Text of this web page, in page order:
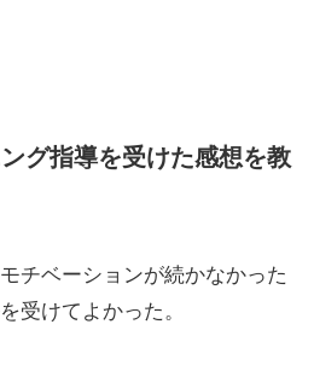
グ指導を受けた感想を教
チベーションが続かなかった
受けてよかった。